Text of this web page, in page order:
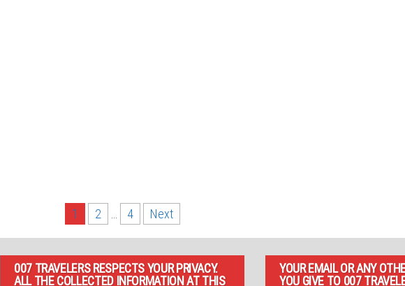
1 2 4 Next
007 TRAVELERS RESPECTS YOUR PRIVACY.
ALL THE COLLECTED INFORMATION AT THIS
YOUR EMAIL OR ANY
YOU GIVE TO 007